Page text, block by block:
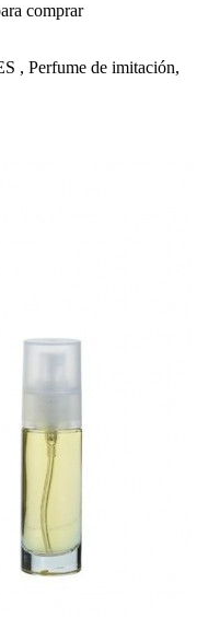
comprar
, Perfume de imitación,